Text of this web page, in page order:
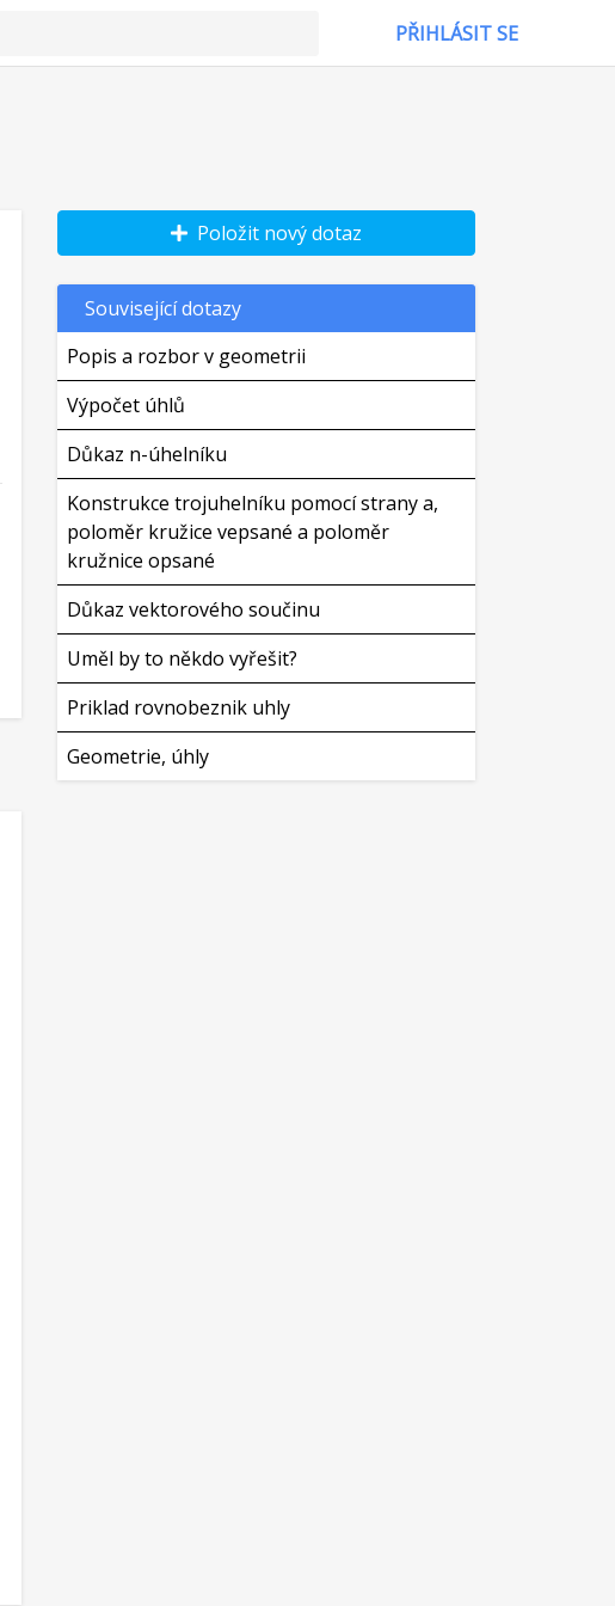
PŘIHLÁSIT SE
Položit nový dotaz
Související dotazy
Popis a rozbor v geometrii
Výpočet úhlů
Důkaz n-úhelníku
Konstrukce trojuhelníku pomocí strany a,
poloměr kružice vepsané a poloměr
kružnice opsané
Důkaz vektorového součinu
Uměl by to někdo vyřešit?
Priklad rovnobeznik uhly
Geometrie, úhly